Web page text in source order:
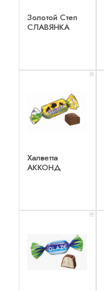
Золотой Степ
СЛАВЯНКА
x 1
Халветта
АККОНД
x 1